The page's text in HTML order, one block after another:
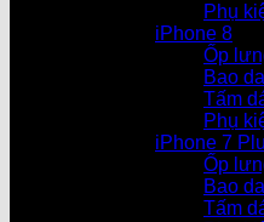
Phụ
iPhone 8
Ốp
Bao
Tấm
Phụ
iPhone 7
Ốp
Bao
Tấm